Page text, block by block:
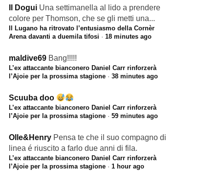
Il Dogui Una settimanella al lido a prendere
colore per Thomson, che se gli metti una...
Il Lugano ha ritrovato l’entusiasmo della Cornèr
Arena davanti a duemila tifosi · 18 minutes ago
maldive69 Bang!!!!!
L’ex attaccante bianconero Daniel Carr rinforzerà
l’Ajoie per la prossima stagione · 38 minutes ago
Scuuba doo
L’ex attaccante bianconero Daniel Carr rinforzerà
l’Ajoie per la prossima stagione · 59 minutes ago
Olle&Henry Pensa te che il suo compagno di
linea é riuscito a farlo due anni di fila.
L’ex attaccante bianconero Daniel Carr rinforzerà
l’Ajoie per la prossima stagione · 1 hour ago